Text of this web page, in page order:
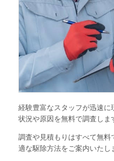
経験豊富なスタッフが迅速
状況や原因を無料で調査しま
調査や見積もりはすべて無
適な駆除方法をご案内いたし